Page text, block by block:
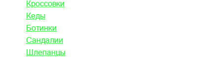
Кроссовки
Кеды
Ботинки
Сандалии
Шлепанцы